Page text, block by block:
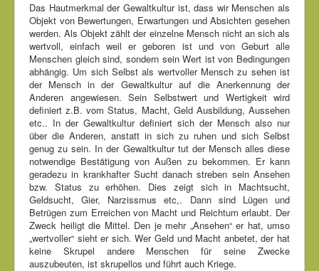
Das Hautmerkmal der Gewaltkultur ist, dass wir Menschen als
Objekt von Bewertungen, Erwartungen und Absichten gesehen
werden. Als Objekt zählt der einzelne Mensch nicht an sich als
wertvoll, einfach weil er geboren ist und von Geburt alle
Menschen gleich sind, sondern sein Wert ist von Bedingungen
abhängig. Um sich Selbst als wertvoller Mensch zu sehen ist
der Mensch in der Gewaltkultur auf die Anerkennung der
Anderen angewiesen. Sein Selbstwert und Wertigkeit wird
definiert z.B. vom Status, Macht, Geld Ausbildung, Aussehen
etc.. In der Gewaltkultur definiert sich der Mensch also nur
über die Anderen, anstatt in sich zu ruhen und sich Selbst
genug zu sein. In der Gewaltkultur tut der Mensch alles diese
notwendige Bestätigung von Außen zu bekommen. Er kann
geradezu in krankhafter Sucht danach streben sein Ansehen
bzw. Status zu erhöhen. Dies zeigt sich in Machtsucht,
Geldsucht, Gier, Narzissmus etc,. Dann sind Lügen und
Betrügen zum Erreichen von Macht und Reichtum erlaubt. Der
Zweck heiligt die Mittel. Den je mehr „Ansehen“ er hat, umso
„wertvoller“ sieht er sich. Wer Geld und Macht anbetet, der hat
keine Skrupel andere Menschen für seine Zwecke
auszubeuten, ist skrupellos und führt auch Kriege.